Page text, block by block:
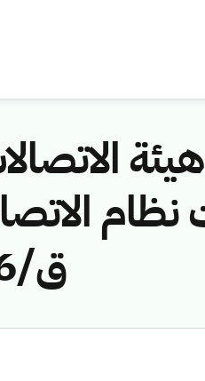
هيئة
ق/1446هـ) لمخالفة (شركة الميال للمقاولات)